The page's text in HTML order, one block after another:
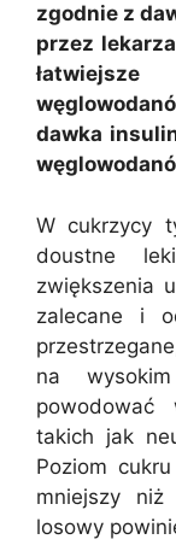
zgodnie z
przez
dawka
W cukrzycy
doustne
zwiększenia
zalecane i
na
powodować
takich jak
Poziom
mniejszy
losowy